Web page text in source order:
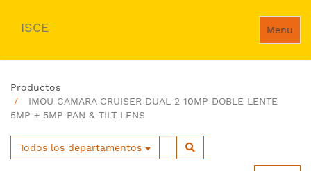
Menu
ISCE
Productos
IMOU CAMARA CRUISER DUAL 2 10MP DOBLE LENTE
5MP + 5MP PAN & TILT LENS
Todos los departamentos